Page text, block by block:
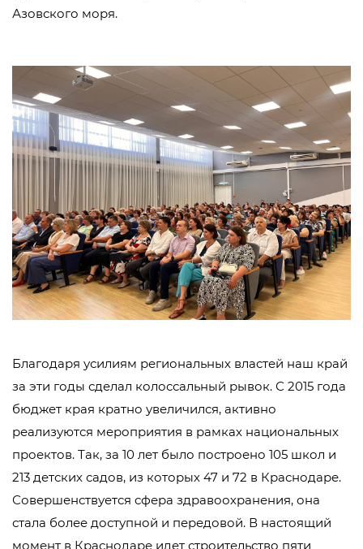
Азовского моря.
Благодаря усилиям региональных властей наш край
за эти годы сделал колоссальный рывок. С 2015 года
бюджет края кратно увеличился, активно
реализуются мероприятия в рамках национальных
проектов. Так, за 10 лет было построено 105 школ и
213 детских садов, из которых 47 и 72 в Краснодаре.
Совершенствуется сфера здравоохранения, она
стала более доступной и передовой. В настоящий
момент в Краснодаре идет строительство пяти